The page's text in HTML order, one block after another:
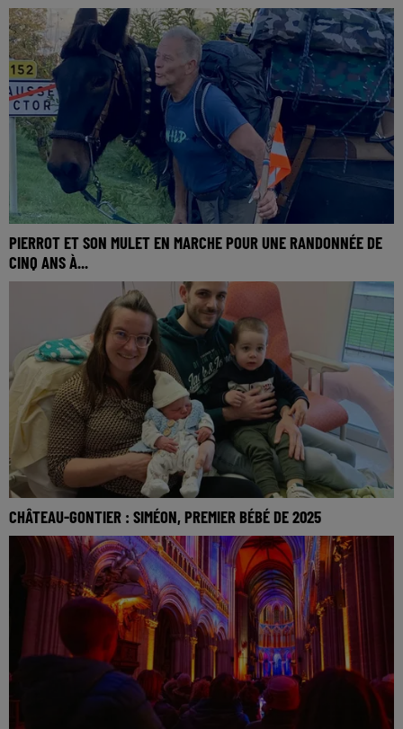
PIERROT ET SON MULET EN MARCHE POUR UNE RANDONNÉE DE
CINQ ANS À...
CHÂTEAU-GONTIER : SIMÉON, PREMIER BÉBÉ DE 2025